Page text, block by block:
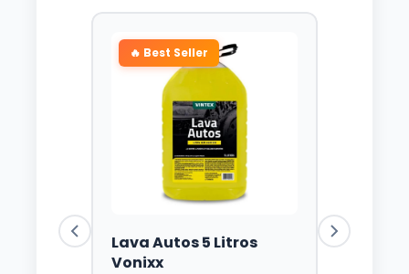
🔥 Best Seller
Lava Autos 5 Litros
Vonixx